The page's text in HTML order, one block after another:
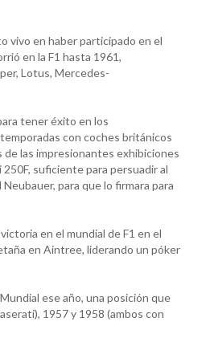
vivo en haber participado en el
en la F1 hasta 1961,
Lotus, Mercedes-
tener éxito en los
con coches británicos
las impresionantes exhibiciones
suficiente para persuadir al
para que lo firmara para
en el mundial de F1 en el
en Aintree, liderando un póker
ese año, una posición que
1957 y 1958 (ambos con